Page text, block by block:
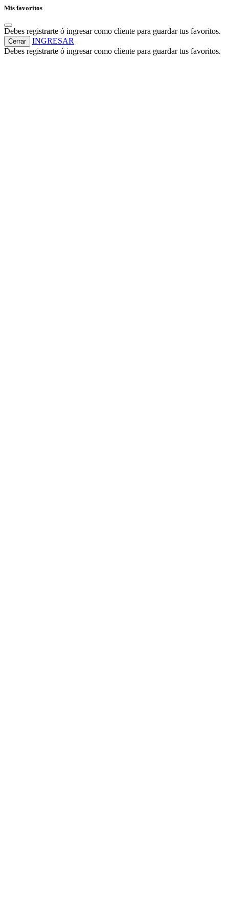
Mis favoritos
Debes registrarte ó ingresar como cliente para guardar tus favoritos.
Cerrar
INGRESAR
Debes registrarte ó ingresar como cliente para guardar tus favoritos.